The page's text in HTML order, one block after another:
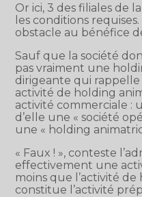
Or ici, 3 des filiales de
les conditions
obstacle au bénéfice
Sauf que la société
pas vraiment une
dirigeante qui
activité de holding
activité commerciale :
d’elle une « société
une « holding
« Faux ! », conteste
effectivement une
moins que l’activité
constitue l’activité